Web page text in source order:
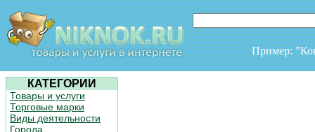
Пример:
КАТЕГОРИИ
Товары и услуги
Торговые марки
Виды деятельности
Города